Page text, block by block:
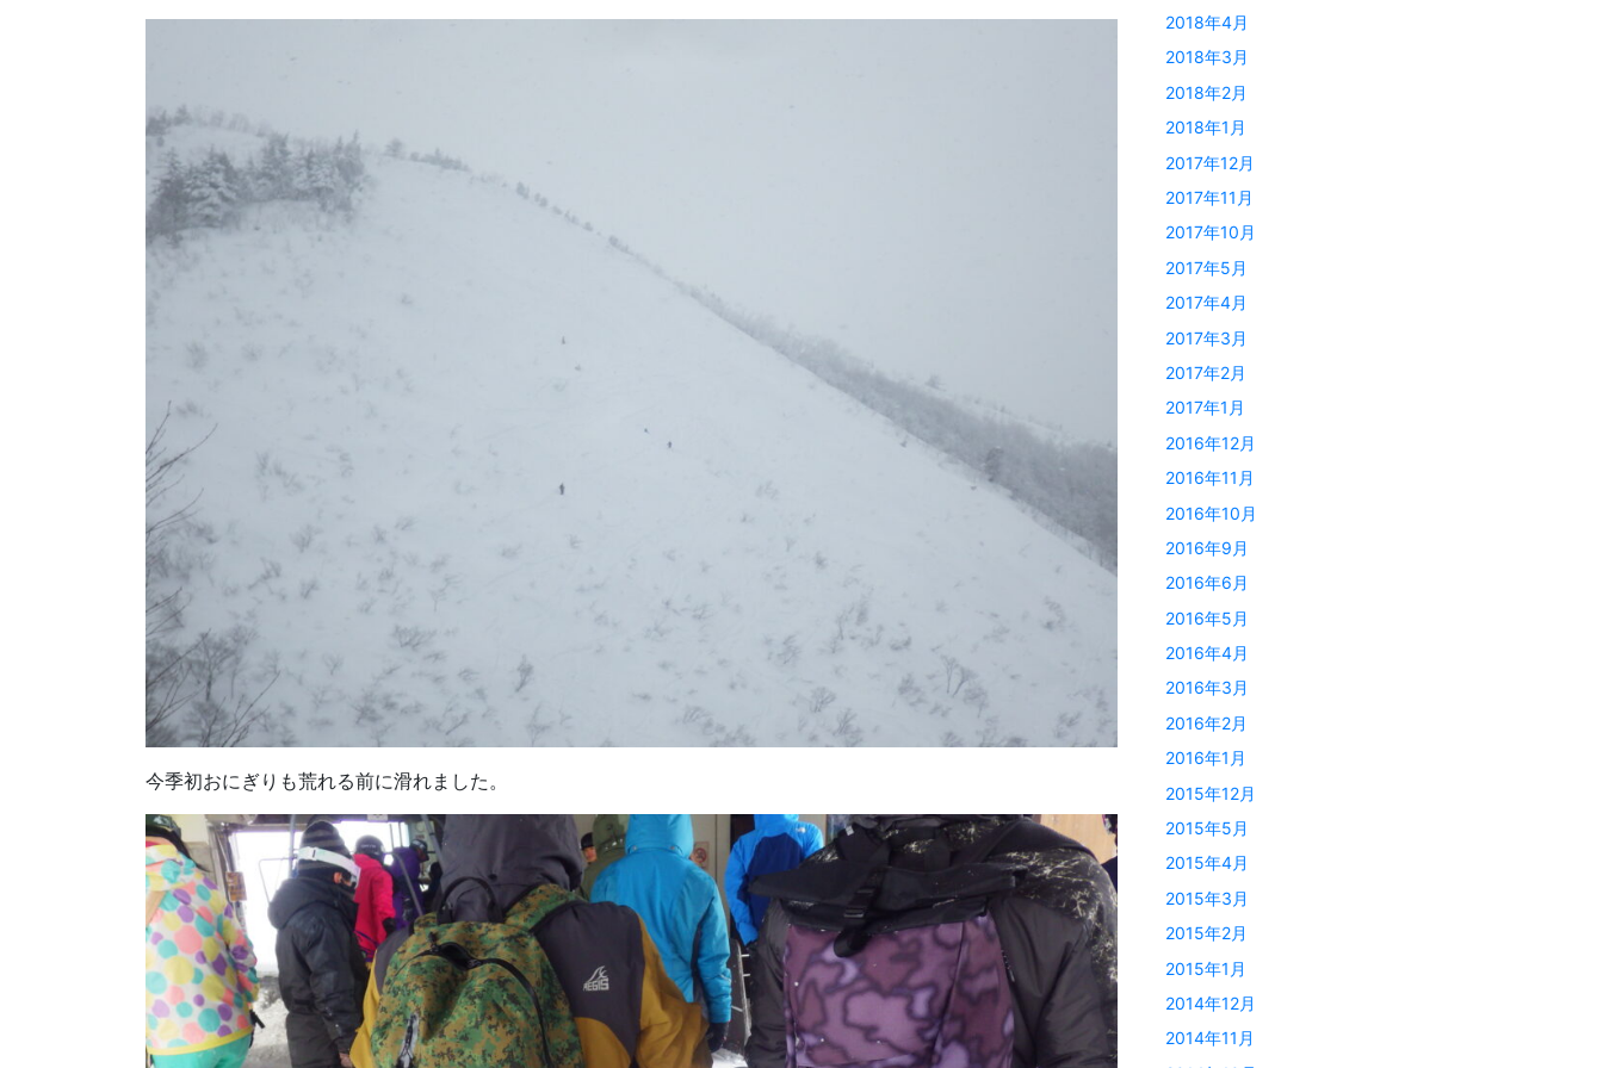
今季初おにぎりも荒れる前に滑れました。
2018年4月
2018年3月
2018年2月
2018年1月
2017年12月
2017年11月
2017年10月
2017年5月
2017年4月
2017年3月
2017年2月
2017年1月
2016年12月
2016年11月
2016年10月
2016年9月
2016年6月
2016年5月
2016年4月
2016年3月
2016年2月
2016年1月
2015年12月
2015年5月
2015年4月
2015年3月
2015年2月
2015年1月
2014年12月
2014年11月